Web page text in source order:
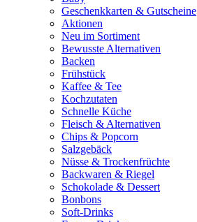
Geschenkkarten & Gutscheine
Aktionen
Neu im Sortiment
Bewusste Alternativen
Backen
Frühstück
Kaffee & Tee
Kochzutaten
Schnelle Küche
Fleisch & Alternativen
Chips & Popcorn
Salzgebäck
Nüsse & Trockenfrüchte
Backwaren & Riegel
Schokolade & Dessert
Bonbons
Soft-Drinks